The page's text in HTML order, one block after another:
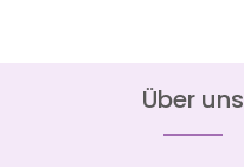
Über uns